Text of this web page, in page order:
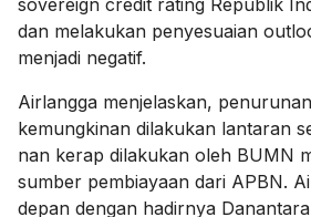
sovereign credit rating Republik
dan melakukan penyesuaian
menjadi negatif.
Airlangga menjelaskan,
kemungkinan dilakukan lantaran
nan kerap dilakukan oleh BUMN
sumber pembiayaan dari APBN.
depan dengan hadirnya